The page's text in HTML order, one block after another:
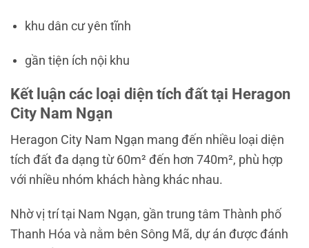
khu dân cư yên tĩnh
gần tiện ích nội khu
Kết luận các loại diện tích đất tại Heragon
City Nam Ngạn
Heragon City Nam Ngạn mang đến nhiều loại diện
tích đất đa dạng từ 60m² đến hơn 740m², phù hợp
với nhiều nhóm khách hàng khác nhau.
Nhờ vị trí tại Nam Ngạn, gần trung tâm Thành phố
Thanh Hóa và nằm bên Sông Mã, dự án được đánh